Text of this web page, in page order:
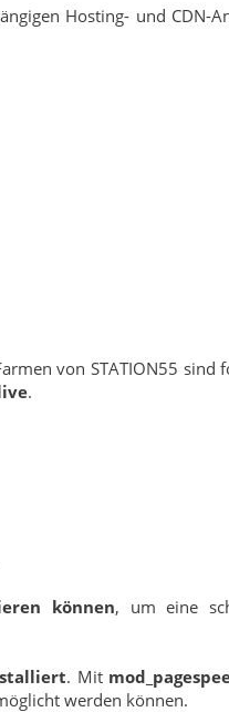
Hosting- und CDN-
von STATION55 sind
.
können, um eine
. Mit
werden können.